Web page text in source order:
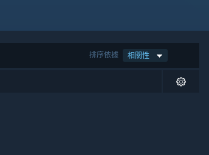
排序依據 相關性